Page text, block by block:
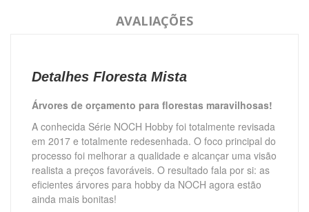
AVALIAÇÕES
Detalhes Floresta Mista
Árvores de orçamento para florestas maravilhosas!
A conhecida Série NOCH Hobby foi totalmente revisada
em 2017 e totalmente redesenhada. O foco principal do
processo foi melhorar a qualidade e alcançar uma visão
realista a preços favoráveis. O resultado fala por si: as
eficientes árvores para hobby da NOCH agora estão
ainda mais bonitas!